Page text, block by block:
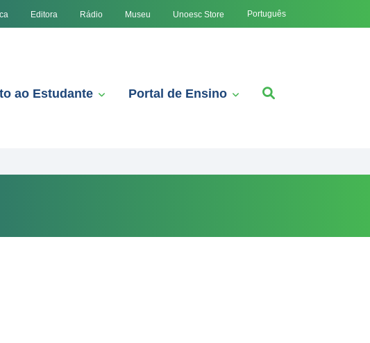
Editora Rádio Museu Unoesc Store Português
ao Estudante Portal de Ensino